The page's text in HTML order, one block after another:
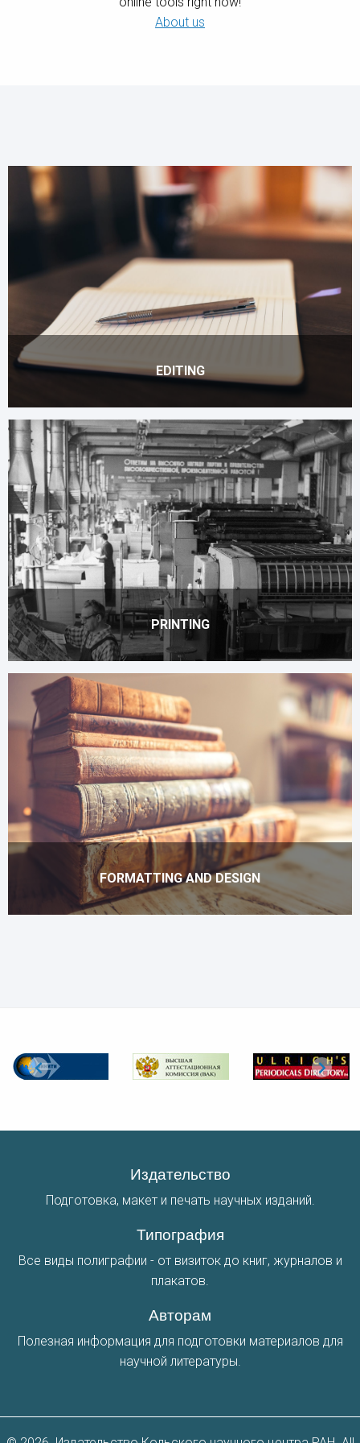
About us
EDITING
PRINTING
FORMATTING AND DESIGN
Издательство
Подготовка, макет и печать научных изданий.
Типография
Все виды полиграфии - от визиток до книг, журналов и
плакатов.
Авторам
Полезная информация для подготовки материалов для
научной литературы.